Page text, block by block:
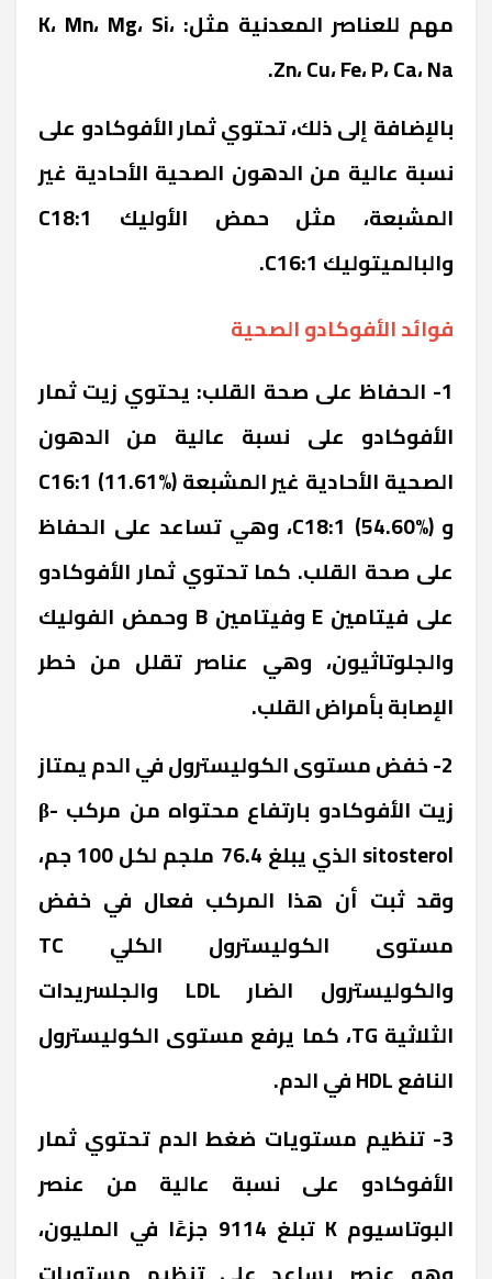
مهم للعناصر المعدنية مثل: K، Mn، Mg، Si،
Zn، Cu، Fe، P، Ca، Na.
بالإضافة إلى ذلك، تحتوي ثمار الأفوكادو على
نسبة عالية من الدهون الصحية الأحادية غير
المشبعة، مثل حمض الأوليك C18:1
والبالميتوليك C16:1.
فوائد الأفوكادو الصحية
1- الحفاظ على صحة القلب: يحتوي زيت ثمار
الأفوكادو على نسبة عالية من الدهون
الصحية الأحادية غير المشبعة C16:1 (11.61%)
و C18:1 (54.60%)، وهي تساعد على الحفاظ
على صحة القلب. كما تحتوي ثمار الأفوكادو
على فيتامين E وفيتامين B وحمض الفوليك
والجلوتاثيون، وهي عناصر تقلل من خطر
الإصابة بأمراض القلب.
2- خفض مستوى الكوليسترول في الدم يمتاز
زيت الأفوكادو بارتفاع محتواه من مركب β-
sitosterol الذي يبلغ 76.4 ملجم لكل 100 جم،
وقد ثبت أن هذا المركب فعال في خفض
مستوى الكوليسترول الكلي TC
والكوليسترول الضار LDL والجلسريدات
الثلاثية TG، كما يرفع مستوى الكوليسترول
النافع HDL في الدم.
3- تنظيم مستويات ضغط الدم تحتوي ثمار
الأفوكادو على نسبة عالية من عنصر
البوتاسيوم K تبلغ 9114 جزءًا في المليون،